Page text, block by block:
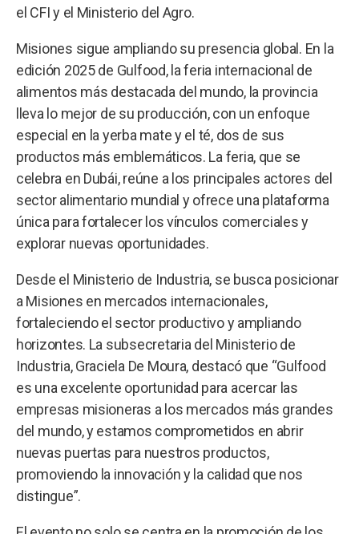
el CFI y el Ministerio del Agro.
Misiones sigue ampliando su presencia global. En la
edición 2025 de Gulfood, la feria internacional de
alimentos más destacada del mundo, la provincia
lleva lo mejor de su producción, con un enfoque
especial en la yerba mate y el té, dos de sus
productos más emblemáticos. La feria, que se
celebra en Dubái, reúne a los principales actores del
sector alimentario mundial y ofrece una plataforma
única para fortalecer los vínculos comerciales y
explorar nuevas oportunidades.
Desde el Ministerio de Industria, se busca posicionar
a Misiones en mercados internacionales,
fortaleciendo el sector productivo y ampliando
horizontes. La subsecretaria del Ministerio de
Industria, Graciela De Moura, destacó que “Gulfood
es una excelente oportunidad para acercar las
empresas misioneras a los mercados más grandes
del mundo, y estamos comprometidos en abrir
nuevas puertas para nuestros productos,
promoviendo la innovación y la calidad que nos
distingue”.